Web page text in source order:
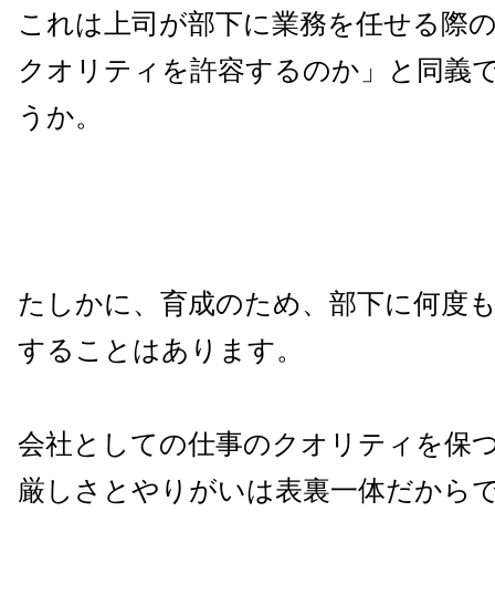
これは上司が部下に業務を任せる際
クオリティを許容するのか」と同義
うか。
たしかに、育成のため、部下に何度
することはあります。
会社としての仕事のクオリティを保
厳しさとやりがいは表裏一体だから